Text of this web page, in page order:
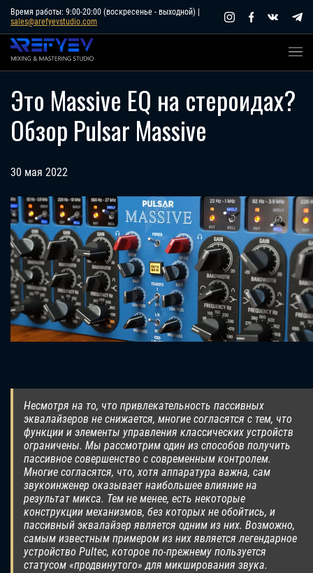
Skip
content
Время работы: 9:00-20:00 (воскресенье - выходной) |
sales@arefyevstudio.com
Это Massive EQ на стероидах?
Обзор Pulsar Massive
30 мая 2022
Несмотря на то, что привлекательность пассивных
эквалайзеров не снижается, многие согласятся с тем, что
функции и элементы управления классических устройств
ограничены. Мы рассмотрим один из способов получить
пассивное совершенство с современным контролем.
Многие согласятся, что, хотя аппаратура важна, сам
звукоинженер оказывает наибольшее влияние на
результат микса. Тем не менее, есть некоторые
конструкции механизмов, без которых не обойтись, и
пассивный эквалайзер является одним из них. Возможно,
самым известным примером из них является легендарное
устройство Pultec, которое по-прежнему пользуется
статусом «продвинутого» для микширования звука.